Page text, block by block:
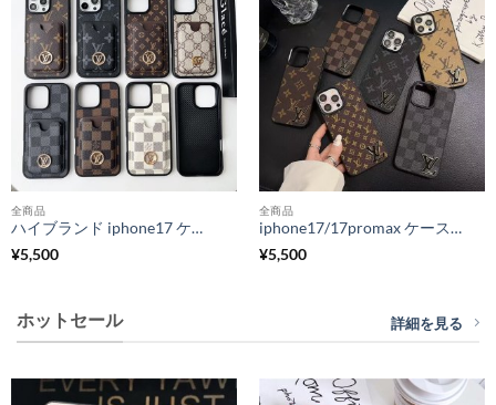
全商品
ハイブランド iphone17 ケース ルイヴィトン iphone17air/17pro ケース カード収納 iphone16pro/16promaxケース メンズ 人気 ヴィトン iphone15/14ケース ブランドコピー
¥5,500
全商品
iphone17/17promax ケース ハイブランド ヴィトン iphone16/16pro ケース おしゃれ メンズ iphone15/14promax ケース ブランド 人気 iphone おそろい ケース
¥5,500
ホットセール 詳細を見る